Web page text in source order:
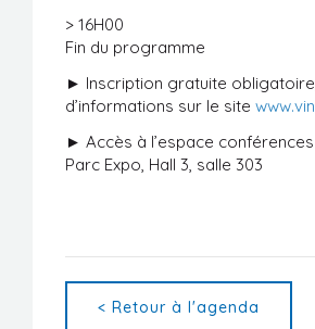
> 16H00
Fin du programme
► Inscription gratuite
d’informations sur le site
► Accès à l’espace
Parc Expo, Hall 3, salle 303
< Retour à l'agenda